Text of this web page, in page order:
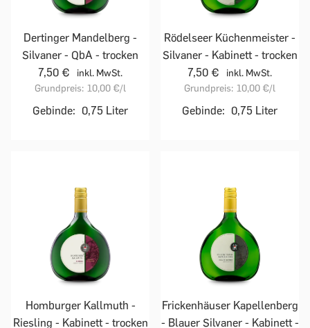
Dertinger Mandelberg -
Silvaner - QbA - trocken
7,50 €
inkl. MwSt.
Grundpreis: 10,00 €/l
Gebinde: 0,75 Liter
Rödelseer Küchenmeister -
Silvaner - Kabinett - trocken
7,50 €
inkl. MwSt.
Grundpreis: 10,00 €/l
Gebinde: 0,75 Liter
Homburger Kallmuth -
Riesling - Kabinett - trocken
Frickenhäuser Kapellenberg
- Blauer Silvaner - Kabinett -